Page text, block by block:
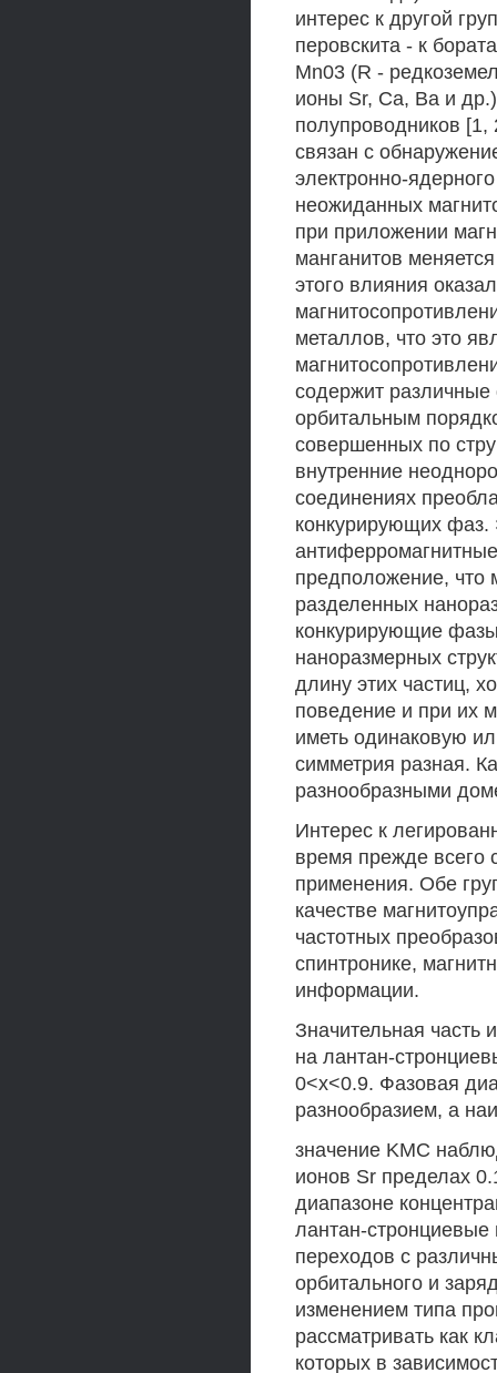
интерес к другой
перовскита - к
Mn03 (R -
ионы Sr, Са, Ва и
полупроводников
связан с
электронно-
неожиданных
при приложении
манганитов
этого влияния
металлов, что это
содержит
орбитальным
совершенных по
внутренние
соединениях
конкурирующих
предположение, что
разделенных
конкурирующие
наноразмерных
длину этих частиц,
поведение и при их
иметь одинаковую
симметрия разная.
разнообразными
Интерес к
время прежде всего
применения. Обе
качестве
частотных
спинтронике,
информации.
Значительная
на лантан-
0<х<0.9. Фазовая
разнообразием, а
значение KMC
ионов Sr пределах
диапазоне
лантан-
переходов с
орбитального и
изменением типа
рассматривать как
которых в